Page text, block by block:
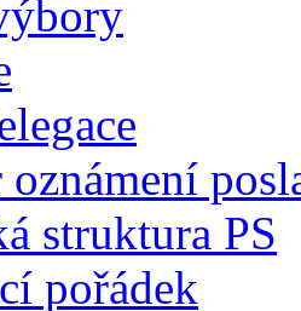
oznámení
struktura PS
pořádek